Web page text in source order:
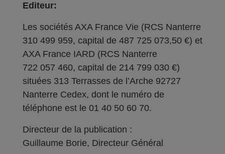
Editeur:
Les sociétés AXA France Vie (RCS Nanterre
310 499 959, capital de 487 725 073,50 €) et
AXA France IARD (RCS Nanterre
722 057 460, capital de 214 799 030 €)
situées 313 Terrasses de l’Arche 92727
Nanterre Cedex, dont le numéro de
téléphone est le 01 40 50 60 70.
Directeur de la publication :
Guillaume Borie, Directeur Général